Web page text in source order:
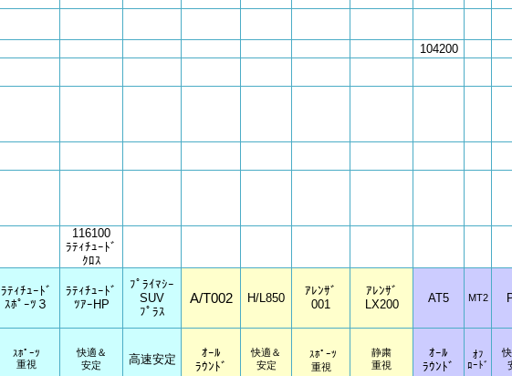
104200
116100
ﾗﾃｨﾁｭｰﾄﾞ
ｸﾛｽ
ﾗﾃｨﾁｭｰﾄﾞ
ｽﾎﾟｰﾂ３
ﾗﾃｨﾁｭｰﾄﾞ
ﾂｱｰHP
ﾌﾟﾗｲﾏｼｰ
SUV
ﾌﾟﾗｽ
A/T002 H/L850
ｱﾚﾝｻﾞ
001
ｱﾚﾝｻﾞ
LX200
AT5 MT2
ｽﾎﾟｰﾂ
重視
快適＆
安定
高速安定
ｵｰﾙ
ﾗｳﾝﾄﾞ
快適＆
安定
ｽﾎﾟｰﾂ
重視
静粛
重視
ｵｰﾙ
ﾗｳﾝﾄﾞ
ｵﾌ
ﾛｰﾄﾞ